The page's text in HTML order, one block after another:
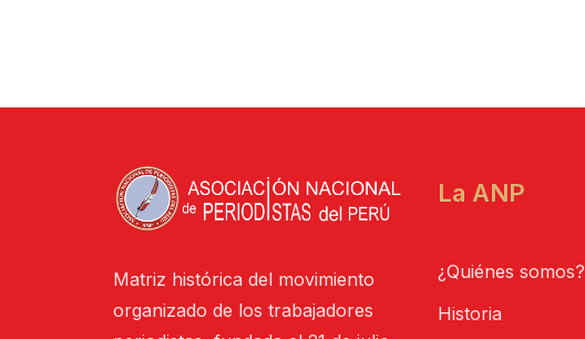
Matriz histórica del movimiento
organizado de los trabajadores
La ANP
¿Quiénes somos?
Historia